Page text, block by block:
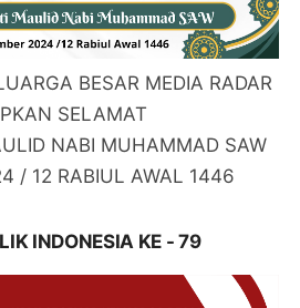
BESAR MEDIA RADAR
SELAMAT
NABI MUHAMMAD SAW
/ 12 RABIUL AWAL 1446
INDONESIA KE - 79